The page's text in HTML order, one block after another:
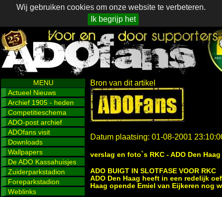
Wij gebruiken cookies om onze website te verbeteren.
Ik begrijp het
MENU
Actueel Nieuws
Archief 1905 - heden
Competitieschema
ADO-post archief
ADOfans visit
Downloads
Wallpapers
De ADO Kassahuisjes
Zuiderparkstadion
Foreparkstadion
Weblinks
Bron van dit artikel
Datum plaatsing: 01-08-2001
verslag en foto`s RKC - ADO Den Haag
ADO BUIGT IN SLOTFASE VOOR RKC
ADO Den Haag heeft in een redelijk
Haag opende Emiel van Eijkeren nog